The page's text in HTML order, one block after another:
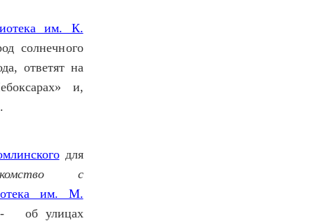
им. К.
солнечного
ответят на
и,
для
с
им. М.
- об улицах